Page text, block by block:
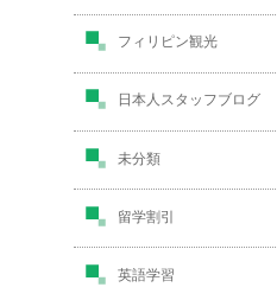
フィリピン観光
日本人スタッフブログ
未分類
留学割引
英語学習